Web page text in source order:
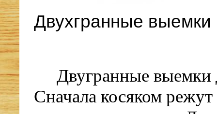
Двухгранные выемки
Двугранные выемки
Сначала косяком